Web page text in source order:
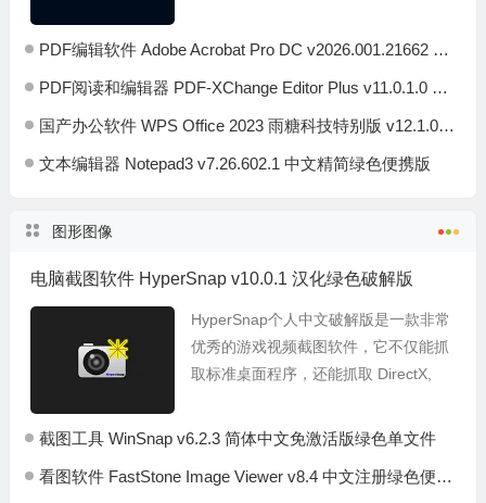
PDF编辑软件 Adobe Acrobat Pro DC v2026.001.21662 绿色便携版
PDF阅读和编辑器 PDF-XChange Editor Plus v11.0.1.0 绿色便携+安装版
国产办公软件 WPS Office 2023 雨糖科技特别版 v12.1.0.26373
文本编辑器 Notepad3 v7.26.602.1 中文精简绿色便携版
图形图像
电脑截图软件 HyperSnap v10.0.1 汉化绿色破解版
HyperSnap个人中文破解版是一款非常
优秀的游戏视频截图软件，它不仅能抓
取标准桌面程序，还能抓取 DirectX,
图。HyperSnap...
截图工具 WinSnap v6.2.3 简体中文免激活版绿色单文件
看图软件 FastStone Image Viewer v8.4 中文注册绿色便携版